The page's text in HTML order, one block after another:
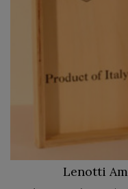
Lenotti